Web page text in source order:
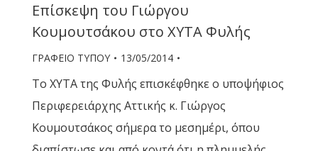
Επίσκεψη του Γιώργου
Κουμουτσάκου στο ΧΥΤΑ Φυλής
ΓΡΑΦΕΙΟ ΤΥΠΟΥ 13/05/2014
Το ΧΥΤΑ της Φυλής επισκέφθηκε ο υποψήφιος
Περιφερειάρχης Αττικής κ. Γιώργος
Κουμουτσάκος σήμερα το μεσημέρι, όπου